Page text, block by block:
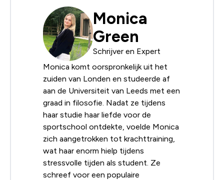
Monica
Green
Schrijver en Expert
Monica komt oorspronkelijk uit het
zuiden van Londen en studeerde af
aan de Universiteit van Leeds met een
graad in filosofie. Nadat ze tijdens
haar studie haar liefde voor de
sportschool ontdekte, voelde Monica
zich aangetrokken tot krachttraining,
wat haar enorm hielp tijdens
stressvolle tijden als student. Ze
schreef voor een populaire